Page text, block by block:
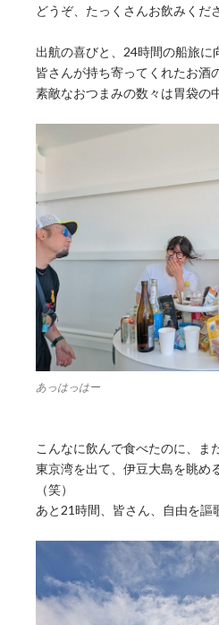
どうぞ、たっくさんお飲みくだ
出航の喜びと、24時間の船旅に
皆さんが持ち寄ってくれたお酒
素敵なおつまみの数々は胃袋の中
あっはっはー
こんなに飲んで食べたのに、ま
東京湾を出て、伊豆大島を眺め
（笑）
あと21時間、皆さん、自由を謳